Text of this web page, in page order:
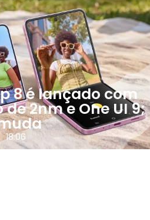
8 é lançado com
2nm e One UI 9;
18:06